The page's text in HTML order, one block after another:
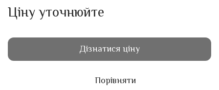
Ціну уточнюйте
Дізнатися ціну
Порівняти